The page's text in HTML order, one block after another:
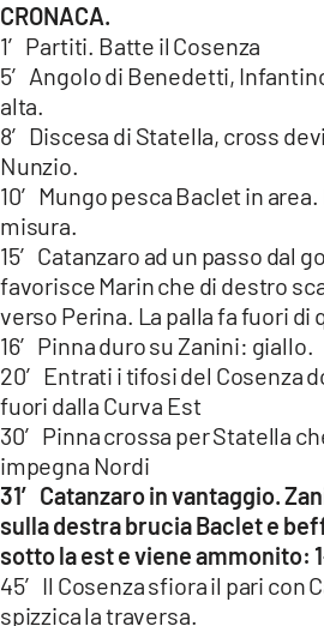
CRONACA.
1′ Partiti. Batte il Cosenza
5′ Angolo di Benedetti,
alta.
8′ Discesa di Statella, cross
Nunzio.
10′ Mungo pesca Baclet in
misura.
15′ Catanzaro ad un passo dal
favorisce Marin che di destro
verso Perina. La palla fa fuori
16′ Pinna duro su Zanini: giallo.
20′ Entrati i tifosi del Cosenza
fuori dalla Curva Est
30′ Pinna crossa per Statella
impegna Nordi
31′ Catanzaro in vantaggio.
sulla destra brucia Baclet e
sotto la est e viene ammonito:
45′ Il Cosenza sfiora il pari con
spizzica la traversa.